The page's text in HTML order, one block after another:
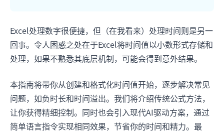
Excel处理数字很便捷，但（在我看来）处理时间则是另一
回事。令人困惑之处在于Excel将时间值以小数形式存储和
处理，如果不熟悉其底层机制，可能会得到意外结果。
本指南将带你从创建和格式化时间值开始，逐步解决常见
问题，如负时长和时间溢出。我们将介绍传统公式方法，
让你获得精细控制。同时也会引入现代AI驱动方案，通过
简单语言指令实现相同效果，节省你的时间和精力。最